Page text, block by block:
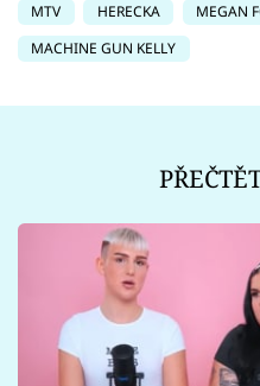
MTV
HERECKA MEGAN
MACHINE GUN KELLY